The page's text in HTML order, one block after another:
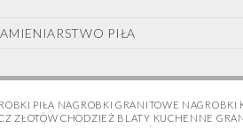
PIŁA
PIŁA NAGROBKI GRANITOWE
ZŁOTÓW CHODZIEŻ BLATY KUCHENNE